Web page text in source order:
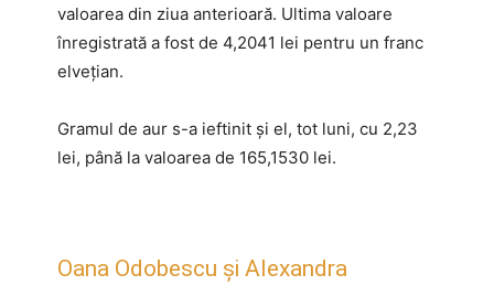
valoarea din ziua anterioară. Ultima valoare
înregistrată a fost de 4,2041 lei pentru un franc
elvețian.
Gramul de aur s-a ieftinit şi el, tot luni, cu 2,23
lei, până la valoarea de 165,1530 lei.
Oana Odobescu și Alexandra